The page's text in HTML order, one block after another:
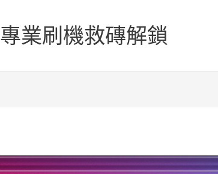
專業刷機救磚解鎖